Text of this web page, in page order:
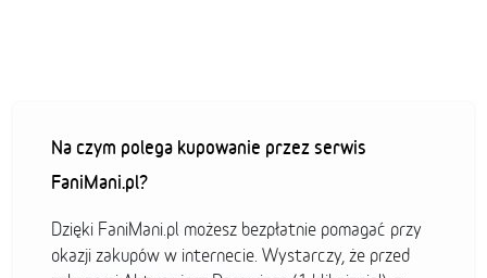
Na czym polega kupowanie przez serwis
FaniMani.pl?
Dzięki FaniMani.pl możesz bezpłatnie pomagać przy
okazji zakupów w internecie. Wystarczy, że przed